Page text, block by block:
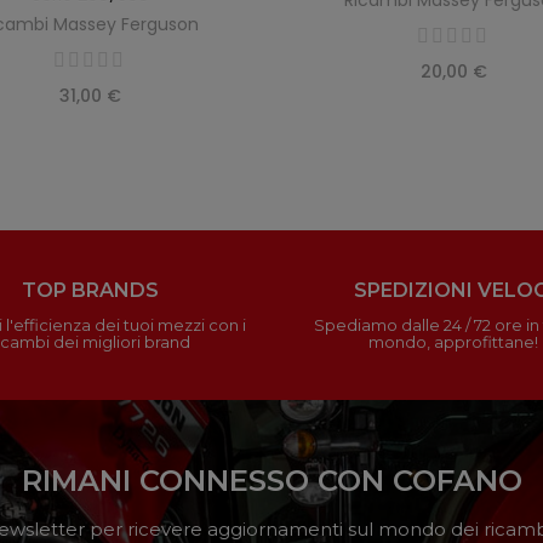
Massey Ferguson
31,00 €
20,00 €
TOP BRANDS
l'efficienza dei tuoi mezzi con i
dei migliori brand
SPEDIZIONI
Spediamo dalle 24 / 72 ore
mondo, approfittane!
RIMANI CONNESSO CON COFANO
per ricevere aggiornamenti sul mondo dei